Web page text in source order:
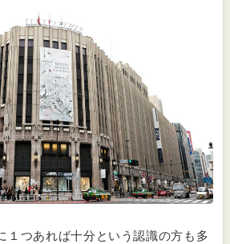
１つあれば十分という認識の方も多